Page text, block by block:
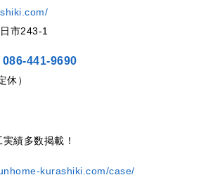
市243-1
086-441-9690
）
績多数掲載！
kurashiki.com/case/